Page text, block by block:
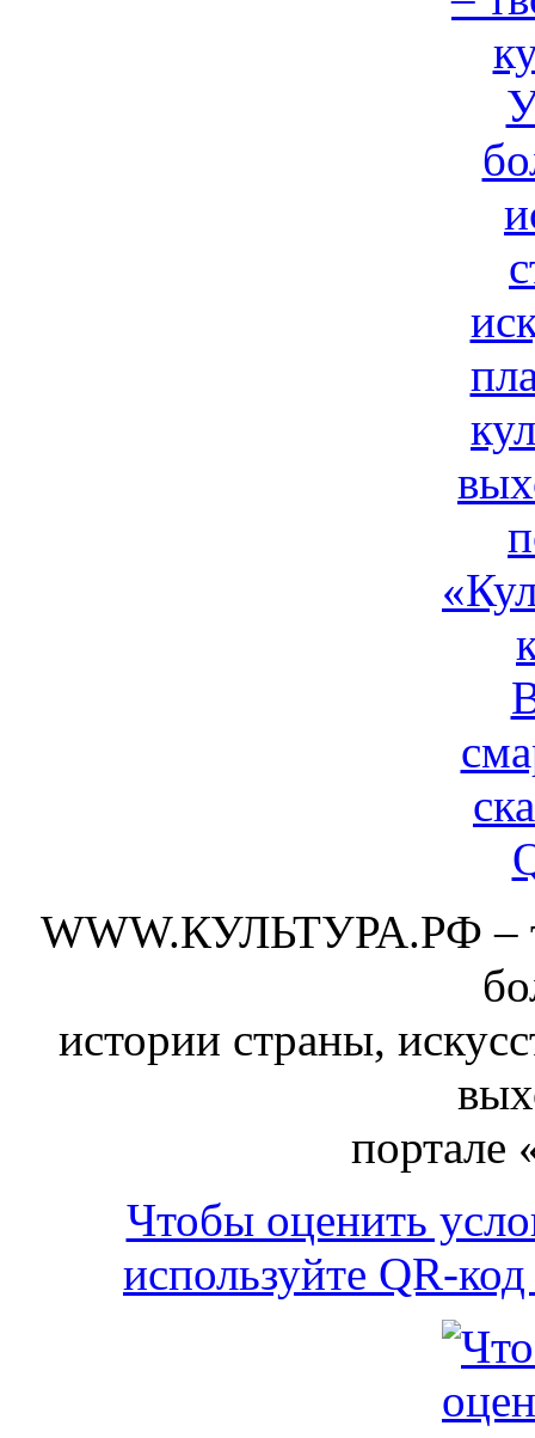
WWW.КУЛЬТУРА.РФ –
истории страны,
портале
Чтобы оценить
используйте QR-